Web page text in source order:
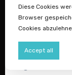
Recycling
Keyword-
einen
Diese Cookies
Browser
Cookies
Accept all